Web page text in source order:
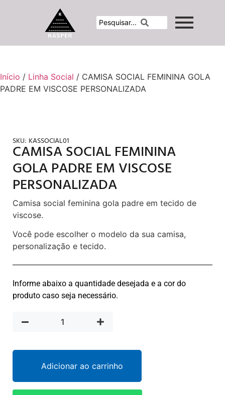
Início / Linha Social / CAMISA SOCIAL FEMININA GOLA
PADRE EM VISCOSE PERSONALIZADA
SKU: KASSOCIAL01
CAMISA SOCIAL FEMININA
GOLA PADRE EM VISCOSE
PERSONALIZADA
Camisa social feminina gola padre em tecido de
viscose.
Você pode escolher o modelo da sua camisa,
personalização e tecido.
Informe abaixo a quantidade desejada e a cor do
produto caso seja necessário.
Adicionar ao carrinho